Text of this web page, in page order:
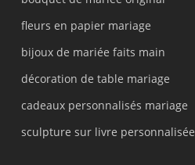
fleurs en papier mariage
bijoux de mariée faits main
décoration de table mariage
cadeaux personnalisés mariage
sculpture sur livre personnalisée